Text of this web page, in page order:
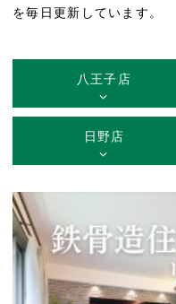
を毎日更新しています。
八王子店
日野店